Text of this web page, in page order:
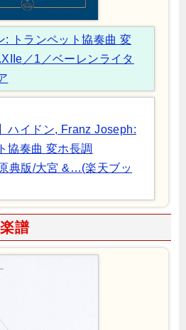
: トランペット協奏曲 変
／1／ベーレンライタ
ハイドン, Franz Joseph:
協奏曲 変ホ長調
典版/大宮 &…(楽天ブッ
譜